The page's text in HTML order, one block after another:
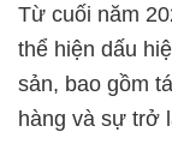
Từ cuối năm
thể hiện dấu
sản, bao gồm
hàng và sự trở